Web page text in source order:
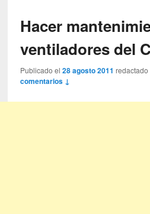
Hacer
ventiladores del
Publicado el28 agosto 2011
comentarios ↓